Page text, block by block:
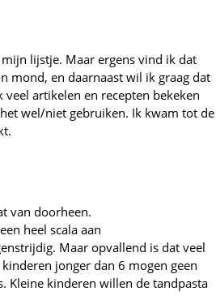
lijstje. Maar ergens vind ik dat
mond, en daarnaast wil ik graag dat
artikelen en recepten bekeken
wel/niet gebruiken. Ik kwam tot de
van doorheen.
heel scala aan
Maar opvallend is dat veel
jonger dan 6 mogen geen
Kleine kinderen willen de tandpasta